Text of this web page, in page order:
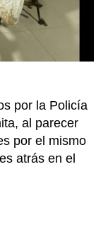
por la Policía
al parecer
por el mismo
atrás en el